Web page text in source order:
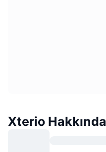
Xterio Hakkında